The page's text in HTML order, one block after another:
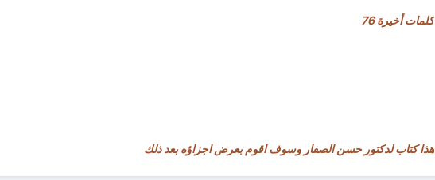
كلمات أخيرة 76
هذا كتاب لدكتور حسن الصفار وسوف اقوم بعرض اجزاؤه بعد ذلك